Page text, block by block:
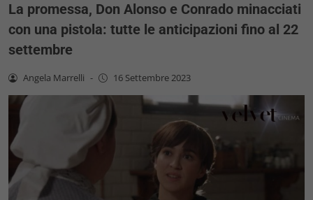
La promessa, Don Alonso e Conrado minacciati
con una pistola: tutte le anticipazioni fino al 22
settembre
Angela Marrelli - 16 Settembre 2023